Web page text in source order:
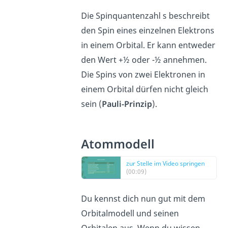
Die Spinquantenzahl s beschreibt
den Spin eines einzelnen Elektrons
in einem Orbital. Er kann entweder
den Wert +½ oder -½ annehmen.
Die Spins von zwei Elektronen in
einem Orbital dürfen nicht gleich
sein (Pauli-Prinzip).
Atommodell
zur Stelle im Video springen
(00:09)
Du kennst dich nun gut mit dem
Orbitalmodell und seinen